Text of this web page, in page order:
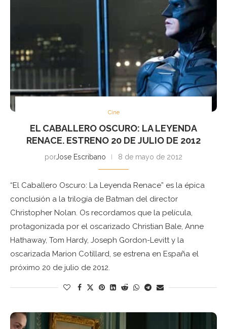
Cine
EL CABALLERO OSCURO: LA LEYENDA
RENACE. ESTRENO 20 DE JULIO DE 2012
porJose Escribano 8 de mayo de 2012
“El Caballero Oscuro: La Leyenda Renace” es la épica
conclusión a la trilogía de Batman del director
Christopher Nolan. Os recordamos que la película,
protagonizada por el oscarizado Christian Bale, Anne
Hathaway, Tom Hardy, Joseph Gordon-Levitt y la
oscarizada Marion Cotillard, se estrena en España el
próximo 20 de julio de 2012.